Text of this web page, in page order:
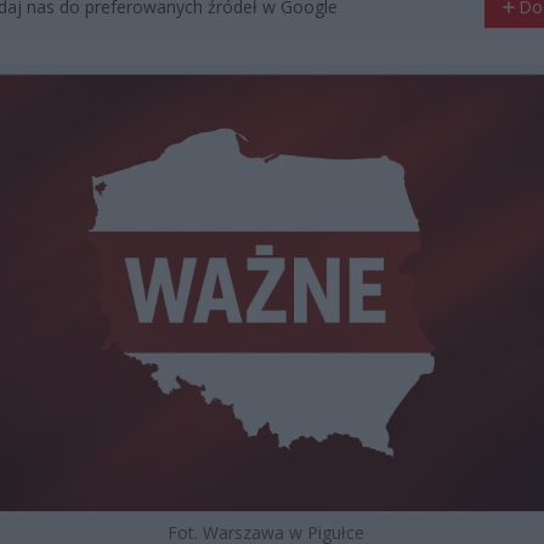
nas do preferowanych źródeł w Google
Fot. Warszawa w Pigułce